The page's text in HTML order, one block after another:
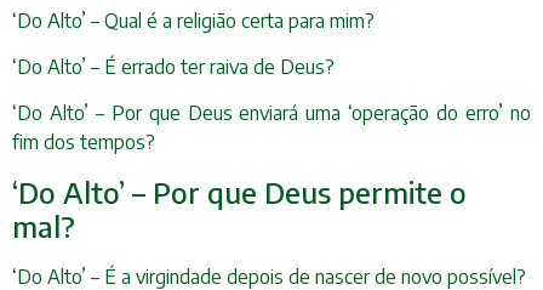
‘Do Alto’ – Qual é a religião certa para mim?
‘Do Alto’ – É errado ter raiva de Deus?
‘Do Alto’ – Por que Deus enviará uma ‘operação do erro’ no
fim dos tempos?
‘Do Alto’ – Por que Deus permite o
mal?
‘Do Alto’ – É a virgindade depois de nascer de novo possível?